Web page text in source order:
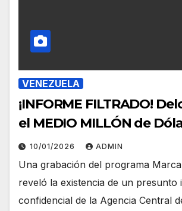
VENEZUELA
¡INFORME FILTRADO!
el MEDIO MILLÓN de
10/01/2026 ADMIN
Una grabación del programa
reveló la existencia de un presunto
confidencial de la Agencia Central